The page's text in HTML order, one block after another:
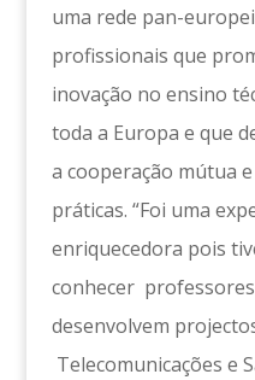
uma rede pan-
profissionais que
inovação no ensino
toda a Europa e que
a cooperação mútua
práticas. “Foi uma
enriquecedora pois
conhecer
desenvolvem
Telecomunicações e